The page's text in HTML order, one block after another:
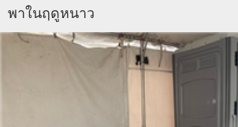
พาในฤดูหนาว